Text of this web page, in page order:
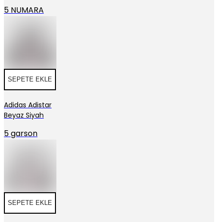
5 NUMARA
SEPETE EKLE
Adidas Adistar
Beyaz Siyah
5 garson
SEPETE EKLE